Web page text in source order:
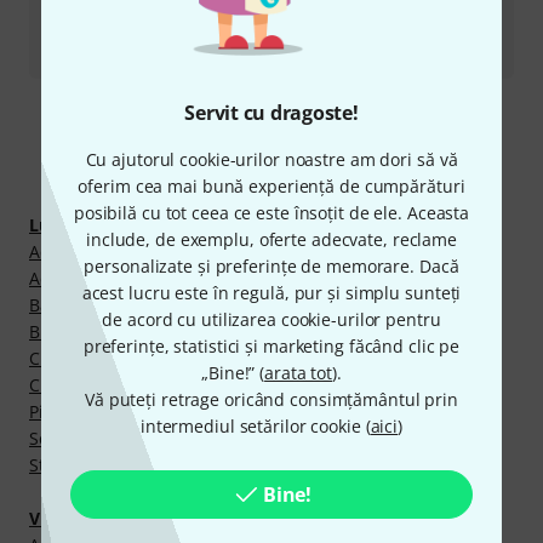
Servit cu dragoste!
Cu ajutorul cookie-urilor noastre am dori să vă
oferim cea mai bună experiență de cumpărături
posibilă cu tot ceea ce este însoțit de ele. Aceasta
include, de exemplu, oferte adecvate, reclame
personalizate și preferințe de memorare. Dacă
acest lucru este în regulă, pur și simplu sunteți
de acord cu utilizarea cookie-urilor pentru
preferințe, statistici și marketing făcând clic pe
„Bine!” (arata tot).
Vă puteți retrage oricând consimțământul prin
intermediul setărilor cookie (aici)
Bine!
Toate contactele
Descoperă mai mult
Lumini &#351;i Scen&#259;
Accesorii
Accesorii pt. Spoturi de Teatru
Bare
Brațe și articulații pt. cinele
Cleme, Cuplaje, etc.
Cleme, Şuruburi şi Adaptoare
Piese de Schimb pt. Stative şi Scripeţi
Seturi de Schele, sisteme Decor & Scena
Stative de Lumini
Video / Podcasting